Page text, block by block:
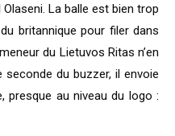
La balle est bien trop
britannique pour filer dans
du Lietuvos Ritas n’en
du buzzer, il envoie
presque au niveau du logo :